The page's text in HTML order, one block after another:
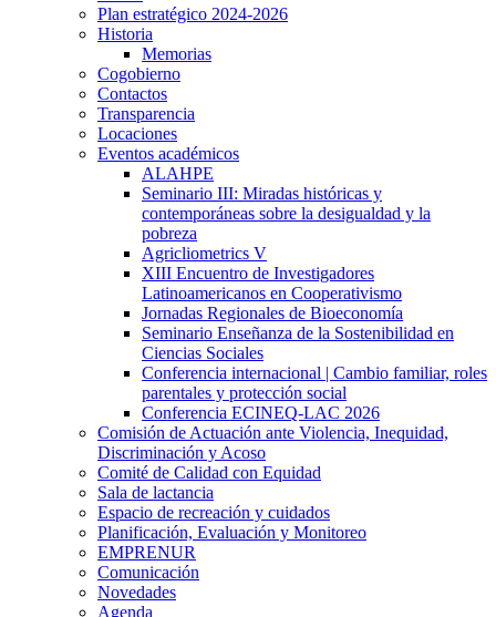
Plan estratégico 2024-2026
Historia
Memorias
Cogobierno
Contactos
Transparencia
Locaciones
Eventos académicos
ALAHPE
Seminario III: Miradas históricas y
contemporáneas sobre la desigualdad y la
pobreza
Agricliometrics V
XIII Encuentro de Investigadores
Latinoamericanos en Cooperativismo
Jornadas Regionales de Bioeconomía
Seminario Enseñanza de la Sostenibilidad en
Ciencias Sociales
Conferencia internacional | Cambio familiar, roles
parentales y protección social
Conferencia ECINEQ-LAC 2026
Comisión de Actuación ante Violencia, Inequidad,
Discriminación y Acoso
Comité de Calidad con Equidad
Sala de lactancia
Espacio de recreación y cuidados
Planificación, Evaluación y Monitoreo
EMPRENUR
Comunicación
Novedades
Agenda